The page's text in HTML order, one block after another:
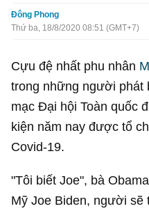
Đông Phong
Thứ ba, 18/8/2020 08:51 (GMT+7)
Cựu đệ nhất phu nhân
trong những người phát
mạc Đại hội Toàn quốc
kiện năm nay được tổ
Covid-19.
"Tôi biết Joe", bà
Mỹ Joe Biden, người